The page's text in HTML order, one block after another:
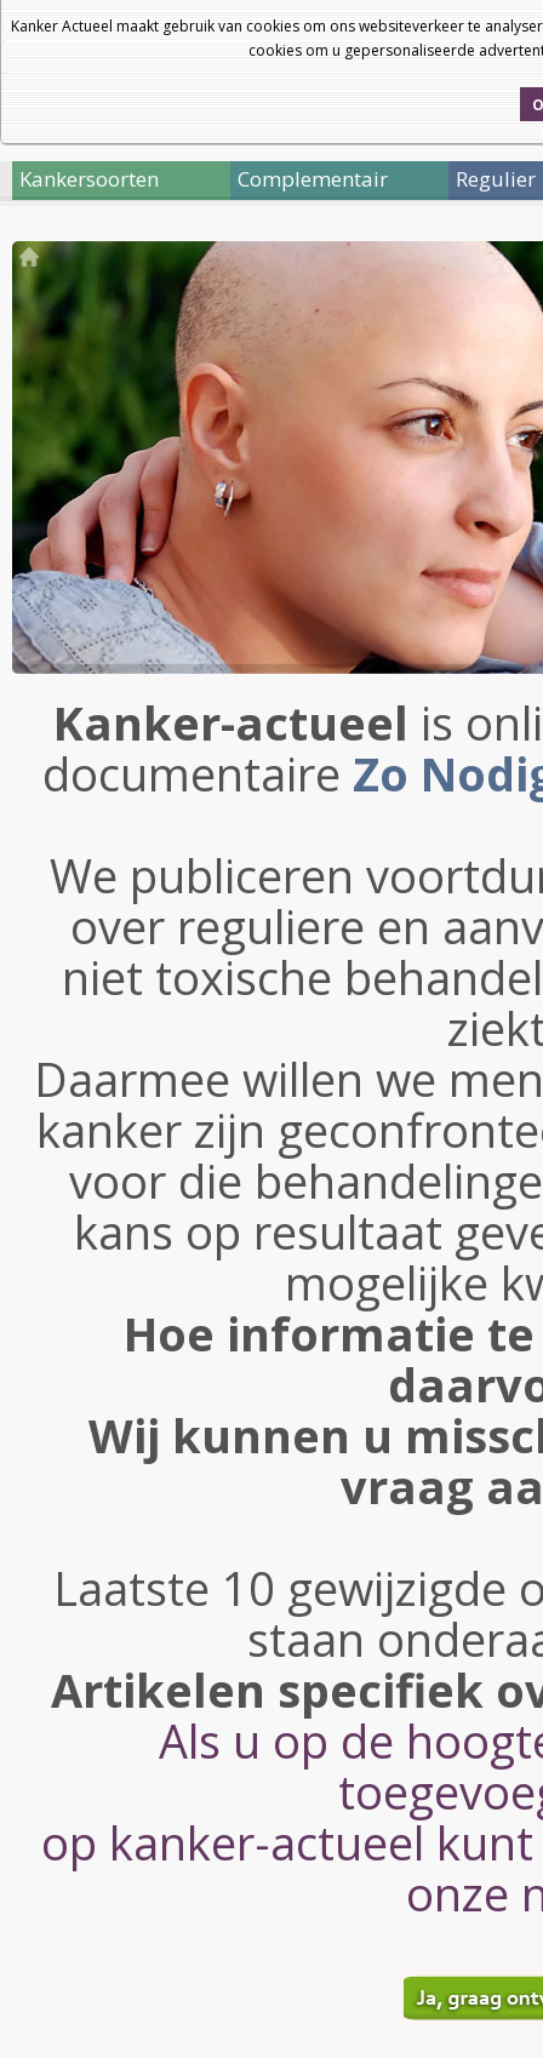
Kanker Actueel maakt gebruik van cookies om ons websiteverkeer te
cookies om u gepersonaliseerde
Kankersoorten Complementair Regulier
Kanker-actueel is
documentaire Zo
We publiceren
over reguliere en
niet toxische
Daarmee willen we
kanker zijn
voor die
kans op resultaat
mogelijke
Hoe informatie
Wij kunnen u
vraag
Laatste 10 gewijzigde
staan
Artikelen specifiek
Als u op de
op kanker-actueel
onze